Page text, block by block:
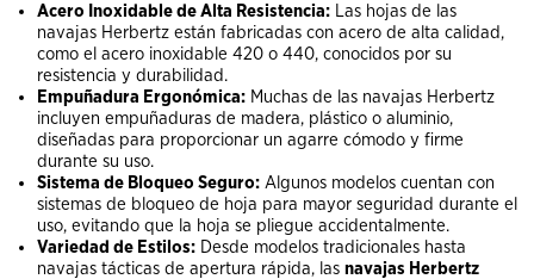
Acero Inoxidable de Alta Resistencia: Las hojas de las
navajas Herbertz están fabricadas con acero de alta calidad,
como el acero inoxidable 420 o 440, conocidos por su
resistencia y durabilidad.
Empuñadura Ergonómica: Muchas de las navajas Herbertz
incluyen empuñaduras de madera, plástico o aluminio,
diseñadas para proporcionar un agarre cómodo y firme
durante su uso.
Sistema de Bloqueo Seguro: Algunos modelos cuentan con
sistemas de bloqueo de hoja para mayor seguridad durante el
uso, evitando que la hoja se pliegue accidentalmente.
Variedad de Estilos: Desde modelos tradicionales hasta
navajas tácticas de apertura rápida, lasnavajas Herbertz